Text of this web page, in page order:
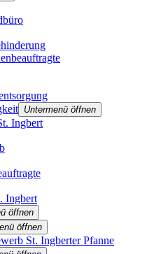
Untermenü öffnen
Ingbert
Ingbert
öffnen
öffnen
St. Ingberter Pfanne